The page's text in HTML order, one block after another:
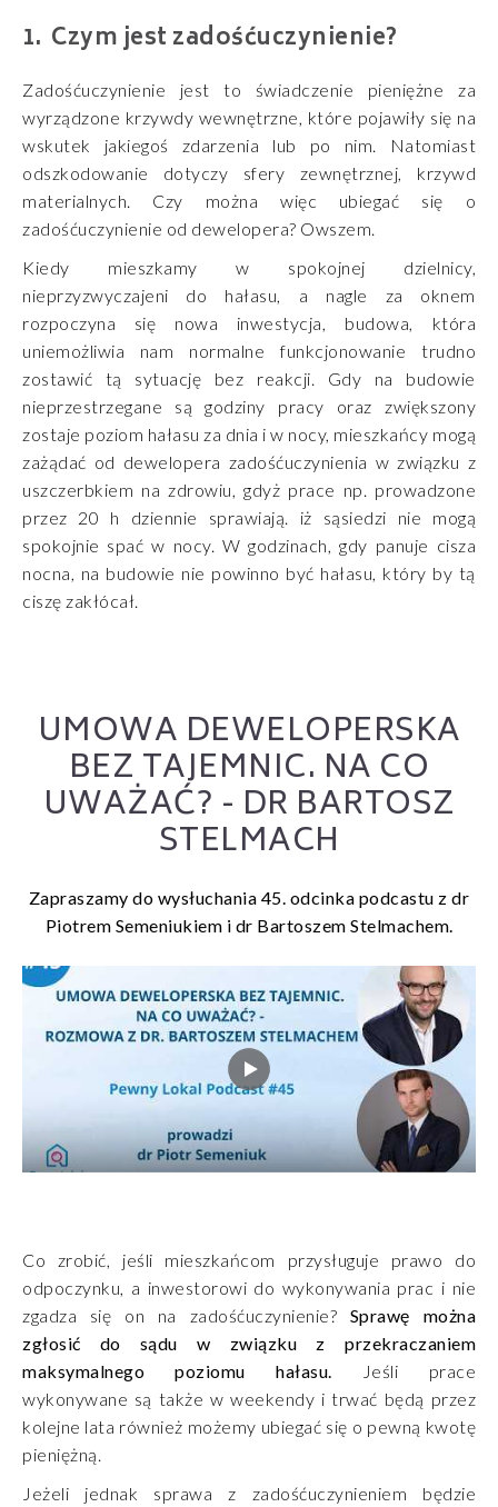
Czym jest zadośćuczynienie?
Zadośćuczynienie jest to świadczenie pieniężne za
wyrządzone krzywdy wewnętrzne, które pojawiły się na
wskutek jakiegoś zdarzenia lub po nim. Natomiast
odszkodowanie dotyczy sfery zewnętrznej, krzywd
materialnych. Czy można więc ubiegać się o
zadośćuczynienie od dewelopera? Owszem.
Kiedy mieszkamy w spokojnej dzielnicy,
nieprzyzwyczajeni do hałasu, a nagle za oknem
rozpoczyna się nowa inwestycja, budowa, która
uniemożliwia nam normalne funkcjonowanie trudno
zostawić tą sytuację bez reakcji. Gdy na budowie
nieprzestrzegane są godziny pracy oraz zwiększony
zostaje poziom hałasu za dnia i w nocy, mieszkańcy mogą
zażądać od dewelopera zadośćuczynienia w związku z
uszczerbkiem na zdrowiu, gdyż prace np. prowadzone
przez 20 h dziennie sprawiają. iż sąsiedzi nie mogą
spokojnie spać w nocy. W godzinach, gdy panuje cisza
nocna, na budowie nie powinno być hałasu, który by tą
ciszę zakłócał.
UMOWA DEWELOPERSKA
BEZ TAJEMNIC. NA CO
UWAŻAĆ? - DR BARTOSZ
STELMACH
Zapraszamy do wysłuchania 45. odcinka podcastu z dr
Piotrem Semeniukiem i dr Bartoszem Stelmachem.
Co zrobić, jeśli mieszkańcom przysługuje prawo do
odpoczynku, a inwestorowi do wykonywania prac i nie
zgadza się on na zadośćuczynienie? Sprawę można
zgłosić do sądu w związku z przekraczaniem
maksymalnego poziomu hałasu.
Jeśli prace
wykonywane są także w weekendy i trwać będą przez
kolejne lata również możemy ubiegać się o pewną kwotę
pieniężną.
Jeżeli jednak sprawa z zadośćuczynieniem będzie